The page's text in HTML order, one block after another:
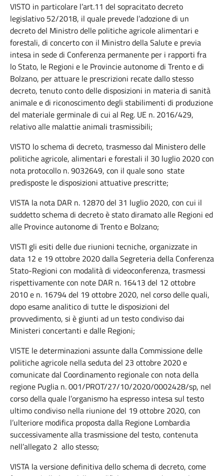
VISTO in particolare l’art.11 del sopracitato decreto
legislativo 52/2018, il quale prevede l’adozione di un
decreto del Ministro delle politiche agricole alimentari e
forestali, di concerto con il Ministro della Salute e previa
intesa in sede di Conferenza permanente per i rapporti fra
lo Stato, le Regioni e le Provincie autonome di Trento e di
Bolzano, per attuare le prescrizioni recate dallo stesso
decreto, tenuto conto delle disposizioni in materia di sanità
animale e di riconoscimento degli stabilimenti di produzione
del materiale germinale di cui al Reg. UE n. 2016/429,
relativo alle malattie animali trasmissibili;
VISTO lo schema di decreto, trasmesso dal Ministero delle
politiche agricole, alimentari e forestali il 30 luglio 2020 con
nota protocollo n. 9032649, con il quale sono state
predisposte le disposizioni attuative prescritte;
VISTA la nota DAR n. 12870 del 31 luglio 2020, con cui il
suddetto schema di decreto è stato diramato alle Regioni ed
alle Province autonome di Trento e Bolzano;
VISTI gli esiti delle due riunioni tecniche, organizzate in
data 12 e 19 ottobre 2020 dalla Segreteria della Conferenza
Stato-Regioni con modalità di videoconferenza, trasmessi
rispettivamente con note DAR n. 16413 del 12 ottobre
2010 e n. 16794 del 19 ottobre 2020, nel corso delle quali,
dopo esame analitico di tutte le disposizioni del
provvedimento, si è giunti ad un testo condiviso dai
Ministeri concertanti e dalle Regioni;
VISTE le determinazioni assunte dalla Commissione delle
politiche agricole nella seduta del 23 ottobre 2020 e
comunicate dal Coordinamento regionale con nota della
regione Puglia n. 001/PROT/27/10/2020/0002428/sp, nel
corso della quale l’organismo ha espresso intesa sul testo
ultimo condiviso nella riunione del 19 ottobre 2020, con
l’ulteriore modifica proposta dalla Regione Lombardia
successivamente alla trasmissione del testo, contenuta
nell’allegato 2 allo stesso;
VISTA la versione definitiva dello schema di decreto, come